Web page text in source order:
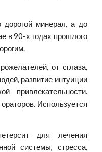
дорогой минерал, а до
в 90-х годах прошлого
от сглаза,
развитие интуиции
привлекательности.
Используется
для лечения
системы, стресса,